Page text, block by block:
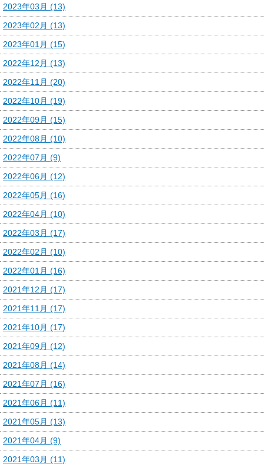
2023年03月 (13)
2023年02月 (13)
2023年01月 (15)
2022年12月 (13)
2022年11月 (20)
2022年10月 (19)
2022年09月 (15)
2022年08月 (10)
2022年07月 (9)
2022年06月 (12)
2022年05月 (16)
2022年04月 (10)
2022年03月 (17)
2022年02月 (10)
2022年01月 (16)
2021年12月 (17)
2021年11月 (17)
2021年10月 (17)
2021年09月 (12)
2021年08月 (14)
2021年07月 (16)
2021年06月 (11)
2021年05月 (13)
2021年04月 (9)
2021年03月 (11)